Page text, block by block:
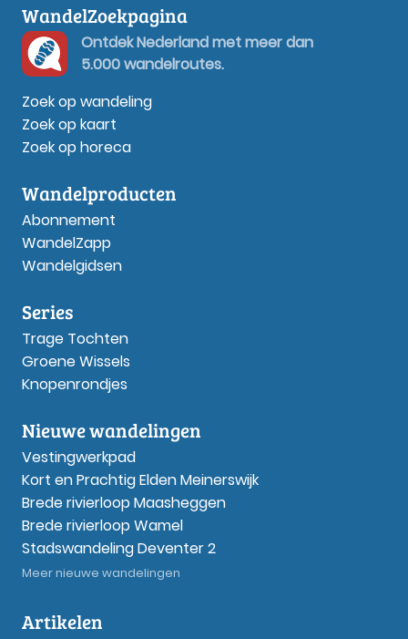
WandelZoekpagina
Ontdek Nederland met meer dan
5.000 wandelroutes.
Zoek op wandeling
Zoek op kaart
Zoek op horeca
Wandelproducten
Abonnement
WandelZapp
Wandelgidsen
Series
Trage Tochten
Groene Wissels
Knopenrondjes
Nieuwe wandelingen
Vestingwerkpad
Kort en Prachtig Elden Meinerswijk
Brede rivierloop Maasheggen
Brede rivierloop Wamel
Stadswandeling Deventer 2
Meer nieuwe wandelingen
Artikelen